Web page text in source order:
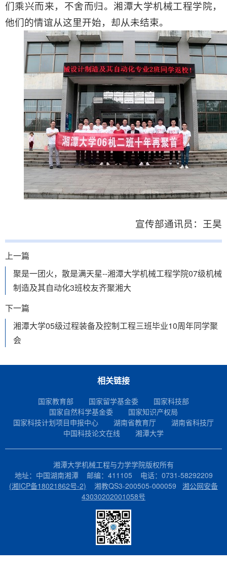
们乘兴而来，不舍而归。湘潭大学机械工程学院，
他们的情谊从这里开始，却从未结束。
宣传部通讯员：王昊
上一篇
聚是一团火，散是满天星--湘潭大学机械工程学院07级机械
制造及其自动化3班校友齐聚湘大
下一篇
湘潭大学05级过程装备及控制工程三班毕业10周年同学聚
会
相关链接
国家教育部 国家留学基金委
国家科技部
国家自然科学基金委
国家知识产权局
国家科技计划项目申报中心
湖南省教育厅
湖南省科技厅
中国科技论文在线
湘潭大学
湘潭大学机械工程与力学学院版权所有
地址：中国湖南湘潭 邮编：411105 电话：0731-58292209
(湘ICP备18021862号-2) 湘教QS3-200505-000059 湘公网安备
43030202001058号